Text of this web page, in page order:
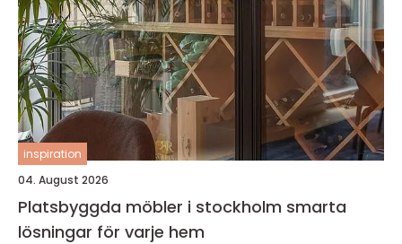
inspiration
04. August 2026
Platsbyggda möbler i stockholm smarta
lösningar för varje hem